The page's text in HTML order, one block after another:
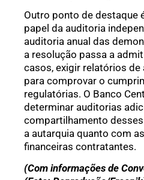
Outro ponto de destaque
papel da auditoria
auditoria anual das
a resolução passa a
casos, exigir relatórios de
para comprovar o
regulatórias. O Banco
determinar auditorias
compartilhamento
a autarquia quanto com
financeiras contratantes.
(Com informações de